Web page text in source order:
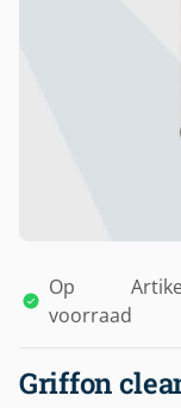
Op
voorraad
Griffon